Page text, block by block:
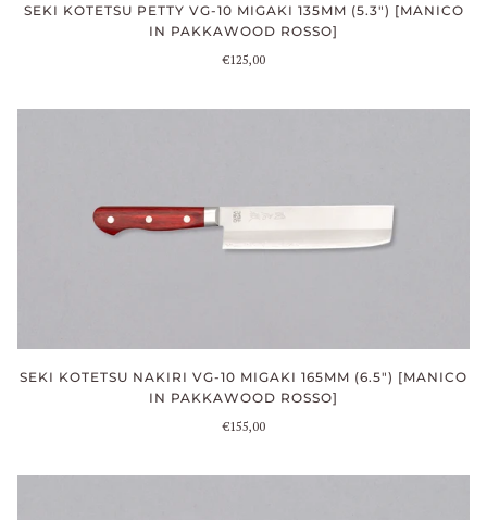
SEKI KOTETSU PETTY VG-10 MIGAKI 135MM (5.3") [MANICO
IN PAKKAWOOD ROSSO]
€125,00
SEKI KOTETSU NAKIRI VG-10 MIGAKI 165MM (6.5") [MANICO
IN PAKKAWOOD ROSSO]
€155,00